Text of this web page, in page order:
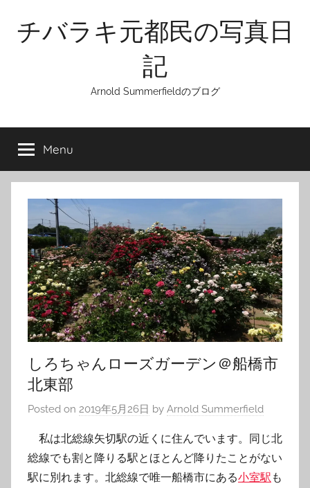
content
チバラキ元都民の写真日
記
Arnold Summerfieldのブログ
Menu
しろちゃんローズガーデン＠船橋市
北東部
Posted on 2019年5月26日 by Arnold Summerfield
私は北総線矢切駅の近くに住んでいます。同じ北
総線でも割と降りる駅とほとんど降りたことがない
駅に別れます。北総線で唯一船橋市にある小室駅 も